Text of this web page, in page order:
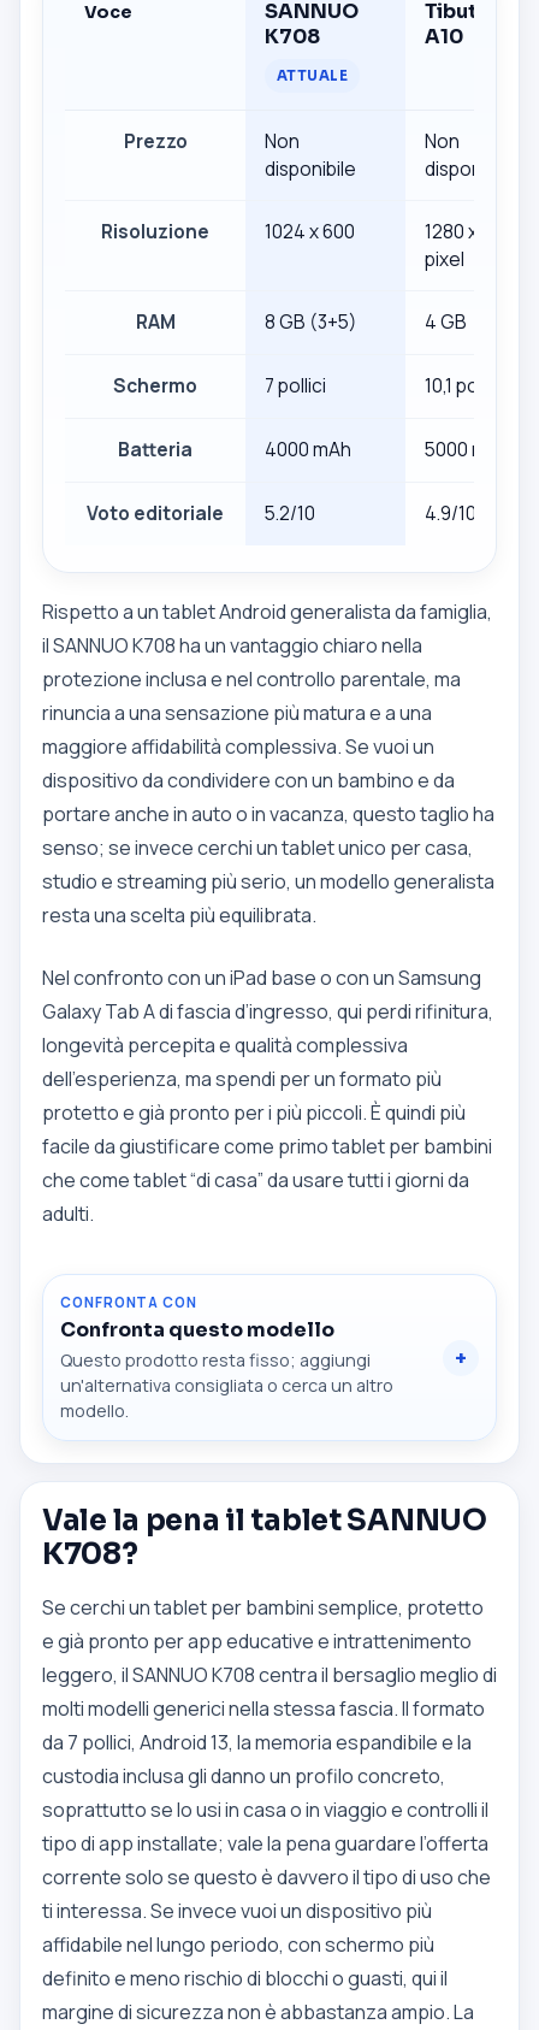
Voce
SANNUO
K708
ATTUALE
Tibuta
A10
Prezzo
Non
disponibile
Non
disponibile
Risoluzione 1024 x 600
1280 x 800
pixel
RAM 8 GB (3+5) 4 GB
Schermo 7 pollici 10,1 pollici
Batteria 4000 mAh 5000 mAh
Voto editoriale 5.2/10 4.9/10
Rispetto a un tablet Android generalista da famiglia,
il SANNUO K708 ha un vantaggio chiaro nella
protezione inclusa e nel controllo parentale, ma
rinuncia a una sensazione più matura e a una
maggiore affidabilità complessiva. Se vuoi un
dispositivo da condividere con un bambino e da
portare anche in auto o in vacanza, questo taglio ha
senso; se invece cerchi un tablet unico per casa,
studio e streaming più serio, un modello generalista
resta una scelta più equilibrata.
Nel confronto con un iPad base o con un Samsung
Galaxy Tab A di fascia d’ingresso, qui perdi rifinitura,
longevità percepita e qualità complessiva
dell’esperienza, ma spendi per un formato più
protetto e già pronto per i più piccoli. È quindi più
facile da giustificare come primo tablet per bambini
che come tablet “di casa” da usare tutti i giorni da
adulti.
CONFRONTA CON
Confronta questo modello
Questo prodotto resta fisso; aggiungi
un'alternativa consigliata o cerca un altro
modello.
Vale la pena il tablet SANNUO
K708?
Se cerchi un tablet per bambini semplice, protetto
e già pronto per app educative e intrattenimento
leggero, il SANNUO K708 centra il bersaglio meglio di
molti modelli generici nella stessa fascia. Il formato
da 7 pollici, Android 13, la memoria espandibile e la
custodia inclusa gli danno un profilo concreto,
soprattutto se lo usi in casa o in viaggio e controlli il
tipo di app installate; vale la pena guardare l’offerta
corrente solo se questo è davvero il tipo di uso che
ti interessa. Se invece vuoi un dispositivo più
affidabile nel lungo periodo, con schermo più
definito e meno rischio di blocchi o guasti, qui il
margine di sicurezza non è abbastanza ampio. La